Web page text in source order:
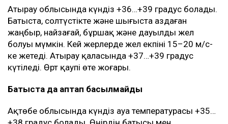
Атырау облысында күндіз +36…+39 градус болады.
Батыста, солтүстікте және шығыста аздаған
жаңбыр, найзағай, бұршақ және дауылды жел
болуы мүмкін. Кей жерлерде жел екпіні 15–20 м/с-
ке жетеді. Атырау қаласында +37…+39 градус
күтіледі. Өрт қаупі өте жоғары.
Батыста да аптап басылмайды
Ақтөбе облысында күндіз ауа температурасы +35…